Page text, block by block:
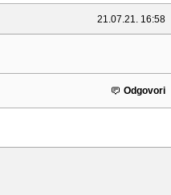
21.07.21. 16:58
Odgovori